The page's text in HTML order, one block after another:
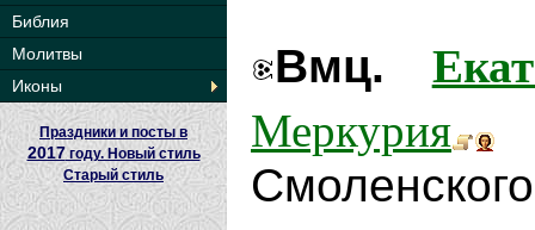
Библия
Молитвы
Иконы
Праздники и посты в
2017году. Новый стиль
Старый стиль
Вмц.
Меркурия